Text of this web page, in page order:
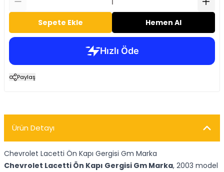
Sepete Ekle Hemen Al
Paylaş
Ürün Detayı
Chevrolet Lacetti Ön Kapı Gergisi Gm Marka
Chevrolet Lacetti Ön Kapı Gergisi Gm Marka, 2003 model